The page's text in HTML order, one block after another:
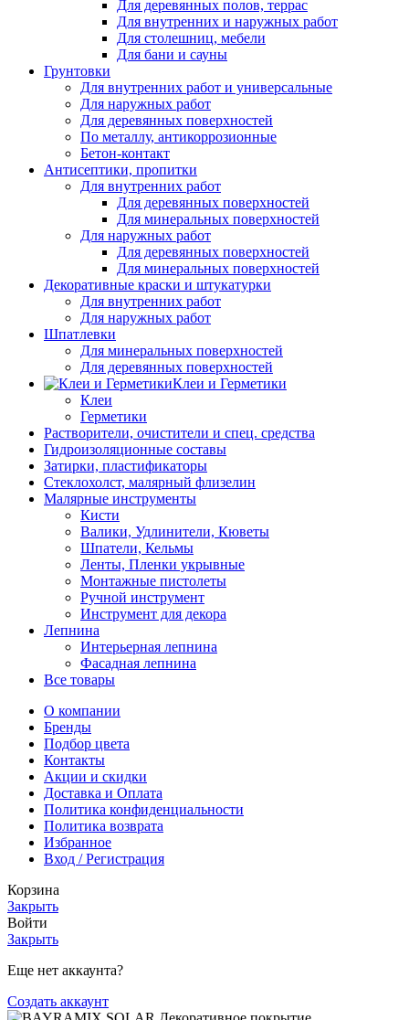
Для деревянных полов, террас
Для внутренних и наружных работ
Для столешниц, мебели
Для бани и сауны
Грунтовки
Для внутренних работ и универсальные
Для наружных работ
Для деревянных поверхностей
По металлу, антикоррозионные
Бетон-контакт
Антисептики, пропитки
Для внутренних работ
Для деревянных поверхностей
Для минеральных поверхностей
Для наружных работ
Для деревянных поверхностей
Для минеральных поверхностей
Декоративные краски и штукатурки
Для внутренних работ
Для наружных работ
Шпатлевки
Для минеральных поверхностей
Для деревянных поверхностей
Клеи и Герметики
Клеи
Герметики
Растворители, очистители и спец. средства
Гидроизоляционные составы
Затирки, пластификаторы
Стеклохолст, малярный флизелин
Малярные инструменты
Кисти
Валики, Удлинители, Кюветы
Шпатели, Кельмы
Ленты, Пленки укрывные
Монтажные пистолеты
Ручной инструмент
Инструмент для декора
Лепнина
Интерьерная лепнина
Фасадная лепнина
Все товары
О компании
Бренды
Подбор цвета
Контакты
Акции и скидки
Доставка и Оплата
Политика конфиденциальности
Политика возврата
Избранное
Вход / Регистрация
Корзина
Закрыть
Войти
Закрыть
Еще нет аккаунта?
Создать аккаунт